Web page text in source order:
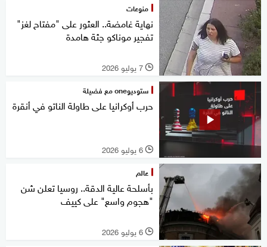
منوعات
نهاية غامضة.. العثور على "مفتاح لغز"
تفجير موناكو جثة هامدة
l 7 يوليو 2026
ستوديوone مع فضيلة
حرب أوكرانيا على طاولة الناتو في أنقرة
l 6 يوليو 2026
عالم
بأسلحة عالية الدقة.. روسيا تعلن شن
"هجوم واسع" على كييف
l 6 يوليو 2026